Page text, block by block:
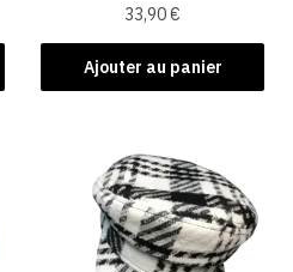
33,90€
Ajouter au panier